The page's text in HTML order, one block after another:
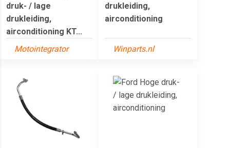
druk- / lage
drukleiding,
airconditioning KT...
Motointegrator
drukleiding,
airconditioning
Winparts.nl